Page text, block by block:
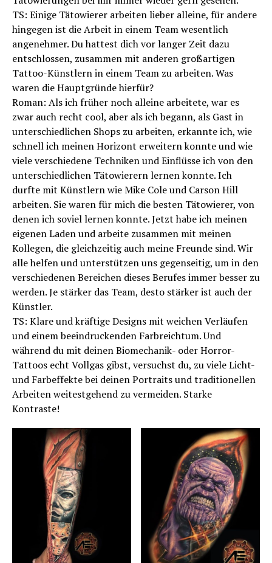
TS: Einige Tätowierer arbeiten lieber alleine, für andere
hingegen ist die Arbeit in einem Team wesentlich
angenehmer. Du hattest dich vor langer Zeit dazu
entschlossen, zusammen mit anderen groß­artigen
Tattoo-Künstlern in einem Team zu arbeiten. Was
waren die Hauptgründe hierfür?
Roman: Als ich früher noch alleine arbeitete, war es
zwar auch recht cool, aber als ich begann, als Gast in
unterschiedlichen Shops zu arbeiten, erkannte ich, wie
schnell ich meinen Horizont erweitern konnte und wie
viele verschiedene Techniken und Einflüsse ich von den
unterschiedlichen Tätowierern lernen konnte. Ich
durfte mit Künstlern wie Mike ­Cole und Carson Hill
arbeiten. Sie waren für mich die besten Tätowierer, von
denen ich soviel lernen konnte. Jetzt habe ich meinen
eigenen Laden und arbeite zusammen mit meinen
Kollegen, die gleichzeitig auch meine Freunde sind. Wir
alle helfen und unterstützen uns gegenseitig, um in den
verschiedenen Bereichen dieses Berufes immer besser zu
werden. Je stärker das Team, desto stärker ist auch der
Künstler.
TS: Klare und kräftige ­Designs mit weichen Verläufen
und einem beeindruckenden Farb­reichtum. Und
während du mit deinen Biomechanik- oder Horror-
Tattoos echt Vollgas gibst, versuchst du, zu viele Licht-
und Farbeffekte bei deinen Portraits und traditionellen
Arbeiten weitestgehend zu vermeiden. Starke
Kontraste!